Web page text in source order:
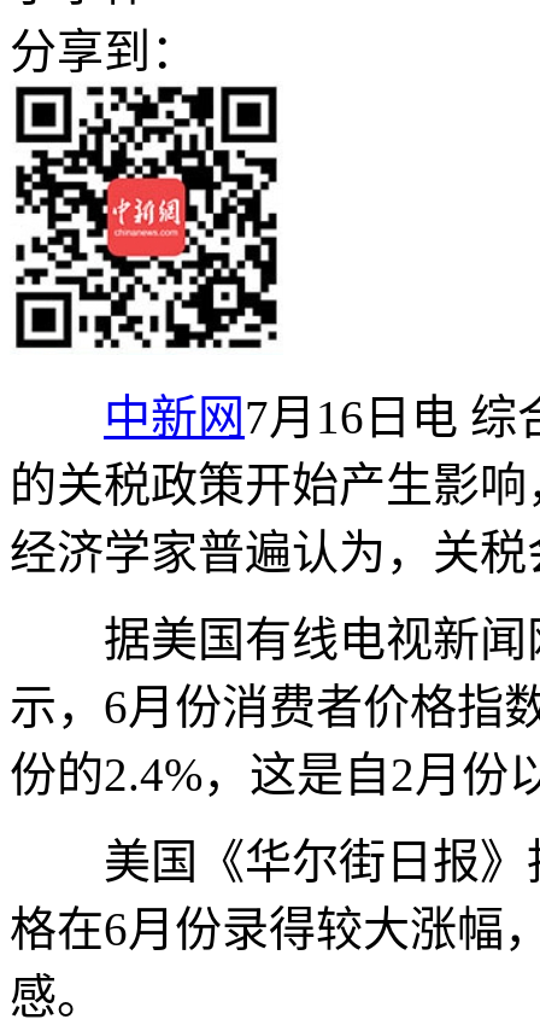
分享到：
中新网7月16日电 综
的关税政策开始产生影
经济学家普遍认为，关
据美国有线电视新闻
示，6月份消费者价格指
份的2.4%，这是自2月份
美国《华尔街日报》
格在6月份录得较大涨幅
感。